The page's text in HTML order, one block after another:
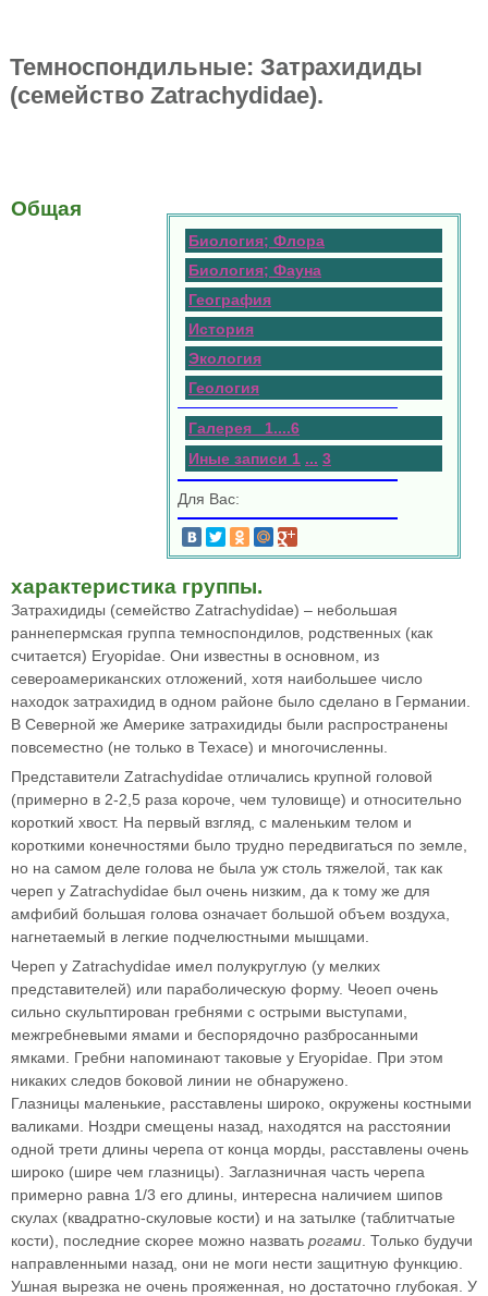
Темноспондильные: Затрахидиды
(семейство Zatrachydidae).
Биология; Флора
Биология; Фауна
География
История
Экология
Геология
Галерея 1....6
Иные записи 1 ... 3
Для Вас:
Общая
характеристика группы.
Затрахидиды (семейство Zatrachydidae) – небольшая
раннепермская группа темноспондилов, родственных (как
считается) Eryopidae. Они известны в основном, из
североамериканских отложений, хотя наибольшее число
находок затрахидид в одном районе было сделано в Германии.
В Северной же Америке затрахидиды были распространены
повсеместно (не только в Техасе) и многочисленны.
Представители Zatrachydidae отличались крупной головой
(примерно в 2-2,5 раза короче, чем туловище) и относительно
короткий хвост. На первый взгляд, с маленьким телом и
короткими конечностями было трудно передвигаться по земле,
но на самом деле голова не была уж столь тяжелой, так как
череп у Zatrachydidae был очень низким, да к тому же для
амфибий большая голова означает большой объем воздуха,
нагнетаемый в легкие подчелюстными мышцами.
Череп у Zatrachydidae имел полукруглую (у мелких
представителей) или параболическую форму. Чеоеп очень
сильно скульптирован гребнями с острыми выступами,
межгребневыми ямами и беспорядочно разбросанными
ямками. Гребни напоминают таковые у Eryopidae. При этом
никаких следов боковой линии не обнаружено.
Глазницы маленькие, расставлены широко, окружены костными
валиками. Ноздри смещены назад, находятся на расстоянии
одной трети длины черепа от конца морды, расставлены очень
широко (шире чем глазницы). Заглазничная часть черепа
примерно равна 1/3 его длины, интересна наличием шипов
скулах (квадратно-скуловые кости) и на затылке (таблитчатые
кости), последние скорее можно назвать рогами . Только будучи
направленными назад, они не моги нести защитную функцию.
Ушная вырезка не очень прояженная, но достаточно глубокая. У